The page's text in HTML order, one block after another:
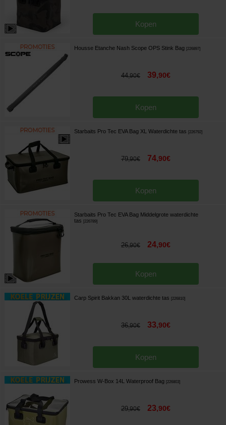
Kopen
Housse Etanche Nash Scope OPS Stink Bag [226897]
44,90€ 39,90€
Kopen
Starbaits Pro Tec EVA Bag XL Waterdichte tas [226792]
79,90€ 74,90€
Kopen
Starbaits Pro Tec EVA Bag Middelgrote waterdichte
tas [226789]
26,90€ 24,90€
Kopen
Carp Spirit Bakkan 30L waterdichte tas [226810]
36,90€ 33,90€
Kopen
Prowess W-Box 14L Waterproof Bag [226803]
29,90€ 23,90€